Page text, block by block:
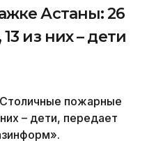
Астаны: 26
из них – дети
пожарные
– дети, передает